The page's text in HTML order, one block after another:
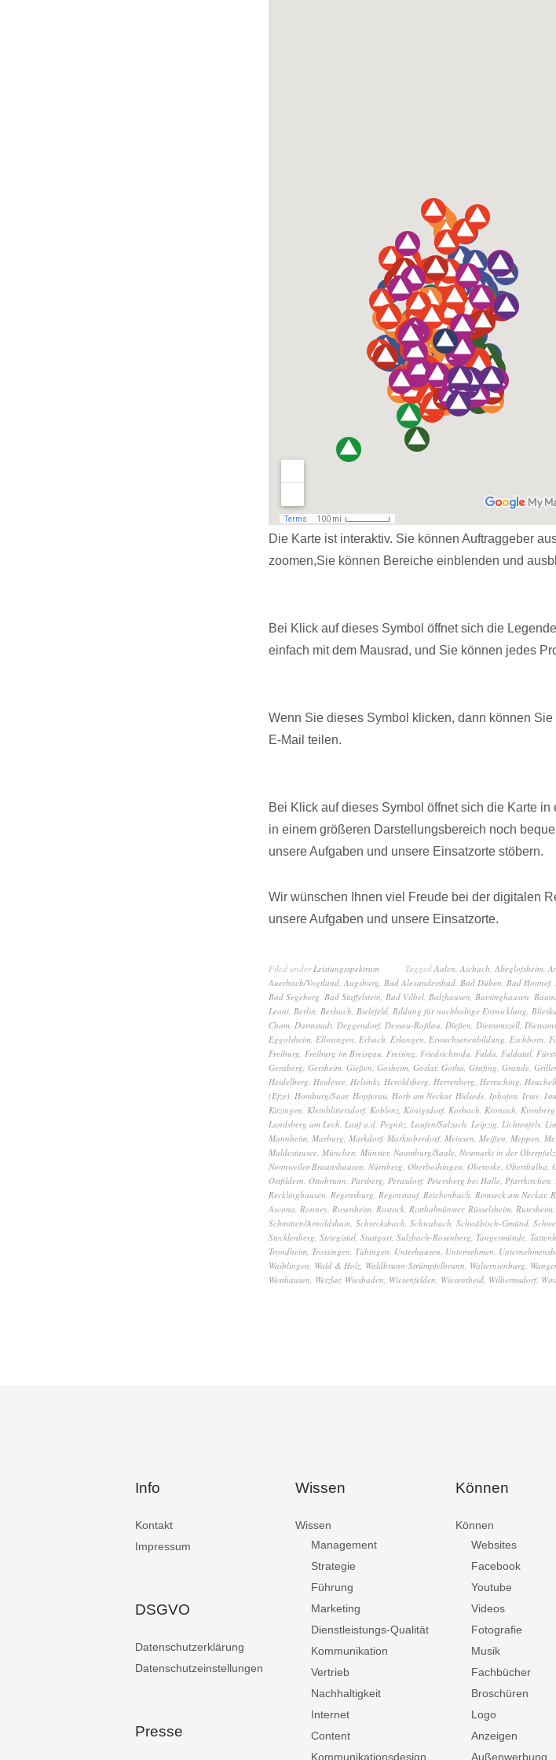
Die Karte ist interaktiv. Sie können Auftraggeber
zoomen,Sie können Bereiche einblenden und
Bei Klick auf dieses Symbol öffnet sich die
einfach mit dem Mausrad, und Sie können jedes
Wenn Sie dieses Symbol klicken, dann können
E-Mail teilen.
Bei Klick auf dieses Symbol öffnet sich die Karte
in einem größeren Darstellungsbereich noch
unsere Aufgaben und unsere Einsatzorte stöbern.
Wir wünschen Ihnen viel Freude bei der digitalen
unsere Aufgaben und unsere Einsatzorte.
Filed underLeistungsspektrum Tagged Aalen, Aichach, Alteglofsheim,
Auerbach/Vogtland, Augsburg, Bad Alexandersbad, Bad Düben, Bad Honnef,
Bad Segeberg, Bad Staffelstein, Bad Vilbel, Balzhausen, Barsinghausen,
Leoni, Berlin, Bexbach, Bielefeld, Bildung für nachhaltige Entwicklung,
Cham, Darmstadt, Deggendorf, Dessau-Roßlau, Dießen, Dietramszell,
Eggolsheim, Ellwangen, Erbach, Erlangen, Erwachsenenbildung, Eschborn,
Freiburg, Freiburg im Breisgau, Freising, Friedrichroda, Fulda, Fuldatal,
Geraberg, Gersheim, Gießen, Gosheim, Goslar, Gotha, Grafing, Grande,
Heidelberg, Heidesee, Helsinki, Heroldsberg, Herrenberg, Herrsching,
(Efze), Homburg/Saar, Hopferau, Horb am Neckar, Hülsede, Iphofen, Irsee,
Kitzingen, Kleinblittersdorf, Koblenz, Königsdorf, Korbach, Kronach,
Landsberg am Lech, Lauf a.d. Pegnitz, Laufen/Salzach, Leipzig, Lichtenfels,
Mannheim, Marburg, Markdorf, Marktoberdorf, Meinsen, Meißen, Meppen,
Muldestausee, München, Münster, Naumburg/Saale, Neumarkt in der Oberpfalz,
Nonnweiler-Braunshausen, Nürnberg, Oberboihingen, Oberorke, Oberthulba,
Ostfildern, Ottobrunn, Parsberg, Perasdorf, Petersberg bei Halle, Pfarrkirchen,
Recklinghausen, Regensburg, Regenstauf, Reichenbach, Remseck am Neckar,
Ascona, Ronney, Rosenheim, Rostock, Rotthalmünster, Rüsselsheim, Rutesheim,
Schmitten/Arnoldshain, Schrecksbach, Schwabach, Schwäbisch-Gmünd,
Stecklenberg, Striegistal, Stuttgart, Sulzbach-Rosenberg, Tangermünde,
Trondheim, Trossingen, Tübingen, Unterhausen, Unternehmen,
Waiblingen, Wald & Holz, Waldbrunn-Strümpfelbrunn, Walternienburg,
Westhausen, Wetzlar, Wiesbaden, Wiesenfelden, Wiesentheid, Wilhermsdorf,
Info
Kontakt
Impressum
DSGVO
Datenschutzerklärung
Datenschutzeinstellungen
Presse
Wissen
Wissen
Management
Strategie
Führung
Marketing
Dienstleistungs-Qualität
Kommunikation
Vertrieb
Nachhaltigkeit
Internet
Content
Kommunikationsdesign
Können
Können
Websites
Facebook
Youtube
Videos
Fotografie
Musik
Fachbücher
Broschüren
Logo
Anzeigen
Außenwerbung